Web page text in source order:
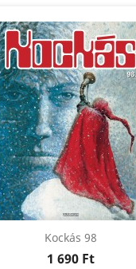
Kockás 98
Ár
1 690 Ft